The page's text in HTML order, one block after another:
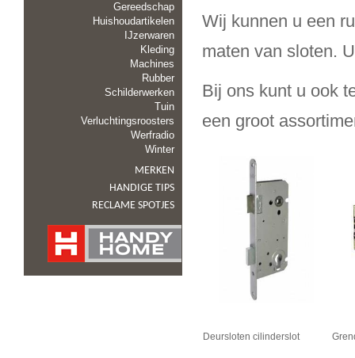
Gereedschap
Huishoudartikelen
IJzerwaren
Kleding
Machines
Rubber
Schilderwerken
Tuin
Verluchtingsroosters
Werfradio
Winter
MERKEN
HANDIGE TIPS
RECLAME SPOTJES
Wij kunnen u een
maten van sloten.
Bij ons kunt u ook
een groot
Deursloten cilinderslot